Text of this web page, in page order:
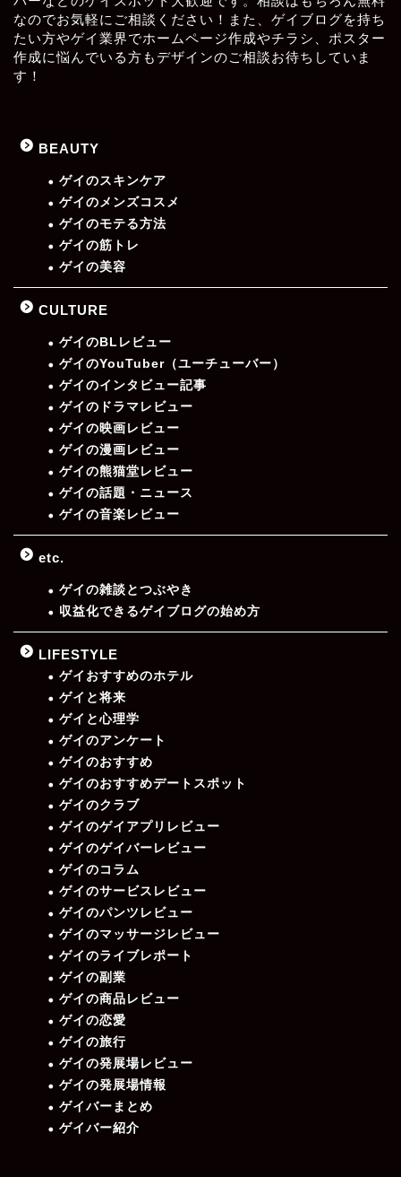
なのでお気軽にご相談ください！また、ゲイブログを持ち
たい方やゲイ業界でホームページ作成やチラシ、ポスター
作成に悩んでいる方もデザインのご相談お待ちしていま
す！
BEAUTY
ゲイのスキンケア
ゲイのメンズコスメ
ゲイのモテる方法
ゲイの筋トレ
ゲイの美容
CULTURE
ゲイのBLレビュー
ゲイのYouTuber（ユーチューバー）
ゲイのインタビュー記事
ゲイのドラマレビュー
ゲイの映画レビュー
ゲイの漫画レビュー
ゲイの熊猫堂レビュー
ゲイの話題・ニュース
ゲイの音楽レビュー
etc.
ゲイの雑談とつぶやき
収益化できるゲイブログの始め方
LIFESTYLE
ゲイおすすめのホテル
ゲイと将来
ゲイと心理学
ゲイのアンケート
ゲイのおすすめ
ゲイのおすすめデートスポット
ゲイのクラブ
ゲイのゲイアプリレビュー
ゲイのゲイバーレビュー
ゲイのコラム
ゲイのサービスレビュー
ゲイのパンツレビュー
ゲイのマッサージレビュー
ゲイのライブレポート
ゲイの副業
ゲイの商品レビュー
ゲイの恋愛
ゲイの旅行
ゲイの発展場レビュー
ゲイの発展場情報
ゲイバーまとめ
ゲイバー紹介